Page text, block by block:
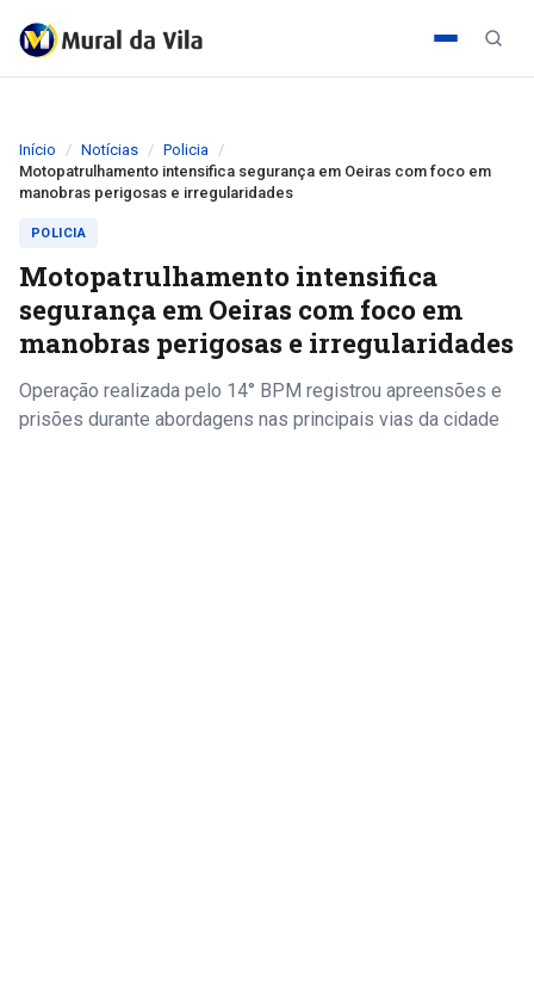
Início Notícias
Policia
Motopatrulhamento intensifica segurança em Oeiras com foco em
manobras perigosas e irregularidades
POLICIA
Motopatrulhamento intensifica
segurança em Oeiras com foco em
manobras perigosas e irregularidades
Operação realizada pelo 14° BPM registrou apreensões e
prisões durante abordagens nas principais vias da cidade